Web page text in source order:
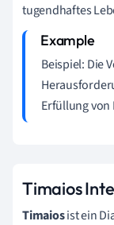
tugendhaftes
Beispiel: Die
Erfüllung von
Timaios
Timaiosist ein